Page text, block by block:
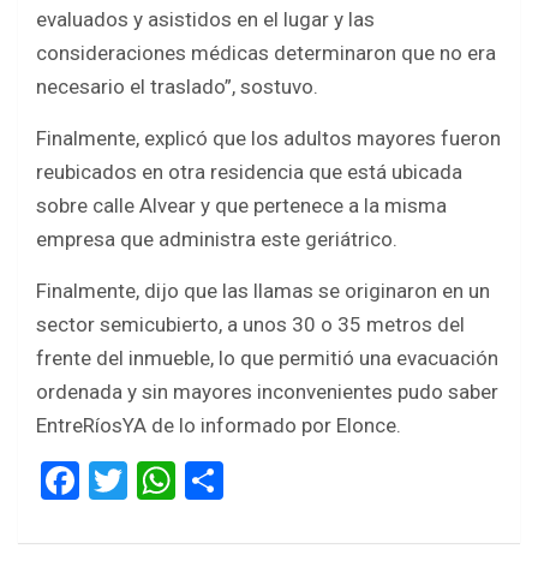
evaluados y asistidos en el lugar y las
consideraciones médicas determinaron que no era
necesario el traslado”, sostuvo.
Finalmente, explicó que los adultos mayores fueron
reubicados en otra residencia que está ubicada
sobre calle Alvear y que pertenece a la misma
empresa que administra este geriátrico.
Finalmente, dijo que las llamas se originaron en un
sector semicubierto, a unos 30 o 35 metros del
frente del inmueble, lo que permitió una evacuación
ordenada y sin mayores inconvenientes pudo saber
EntreRíosYA de lo informado por Elonce.
F
ce
T
tt
W
at ar